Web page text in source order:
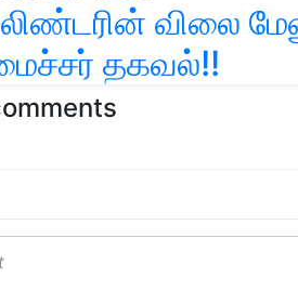
விலை
தகவல்!!